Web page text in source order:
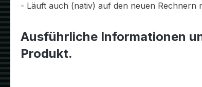
- Läuft auch (nativ) auf den neuen Rechnern
Ausführliche Informationen
Produkt.